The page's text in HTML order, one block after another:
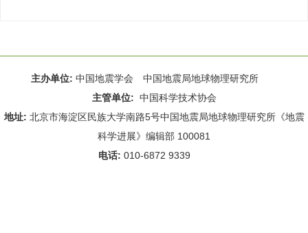
主办单位: 中国地震学会 中国地震局地球物理研究所
主管单位: 中国科学技术协会
地址: 北京市海淀区民族大学南路5号中国地震局地球物理研究所《地震
科学进展》编辑部 100081
电话: 010-6872 9339